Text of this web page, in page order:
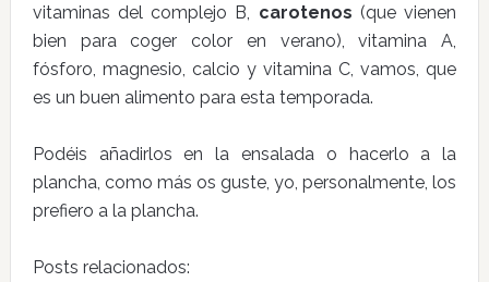
vitaminas del complejo B, carotenos (que vienen
bien para coger color en verano), vitamina A,
fósforo, magnesio, calcio y vitamina C, vamos, que
es un buen alimento para esta temporada.
Podéis añadirlos en la ensalada o hacerlo a la
plancha, como más os guste, yo, personalmente, los
prefiero a la plancha.
Posts relacionados: